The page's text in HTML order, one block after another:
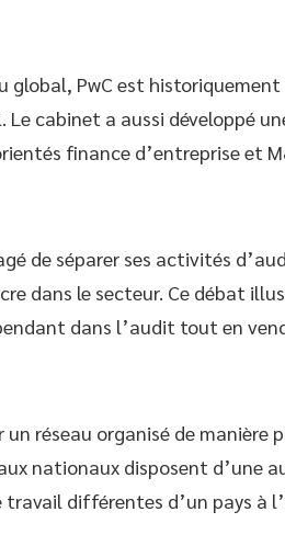
global, PwC est
Le cabinet a aussi développé
finance d’entreprise et
de séparer ses activités
dans le secteur. Ce débat
dans l’audit tout en
un réseau organisé de manière
nationaux disposent d’une
travail différentes d’un pays à